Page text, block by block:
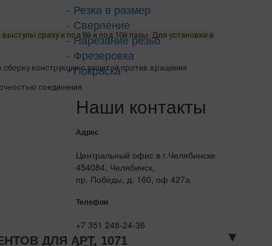
сразу и под 8й и под 10й пазы. Для установки в
конструкции с защитой против вращения.
соединения.
ДЛЯ АРТ. 1071 ▼
- Резка в размер
- Сверление
- Нарезание резьб
- Фрезеровка
- Покраска
Наши контакты
Адрес
Центральный офис в г.Челябинске
454084, Челябинск,
пр. Победы, д. 160, оф 427а
Телефон
+7 351 248-24-36